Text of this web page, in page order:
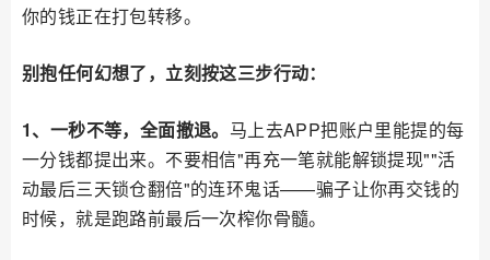
你的钱正在打包转移。
别抱任何幻想了，立刻按这三步行动：
1、一秒不等，全面撤退。 马上去APP把账户里能提的每
一分钱都提出来。不要相信"再充一笔就能解锁提现""活
动最后三天锁仓翻倍"的连环鬼话——骗子让你再交钱的
时候，就是跑路前最后一次榨你骨髓。